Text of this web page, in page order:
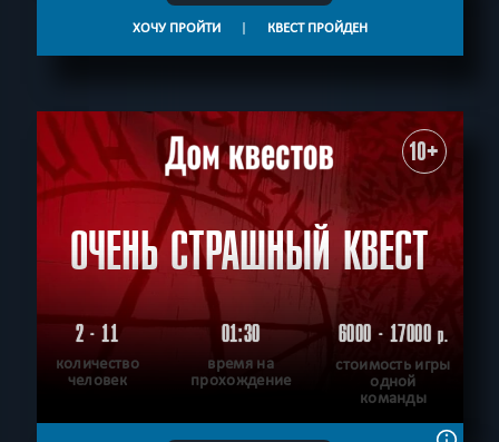
ХОЧУ ПРОЙТИ | КВЕСТ ПРОЙДЕН
10+
ОЧЕНЬ СТРАШНЫЙ КВЕСТ
2 - 11
количество
человек
01:30
время на
прохождение
6000 - 17000р.
стоимость игры
одной
команды